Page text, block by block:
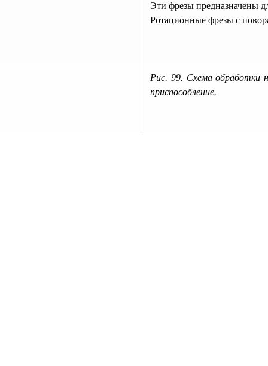
Эти фрезы предназначены
Ротационные фрезы с
Рис. 99. Схема обработки
приспособление.